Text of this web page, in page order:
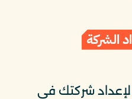
الشركة
لإعداد شركتك في